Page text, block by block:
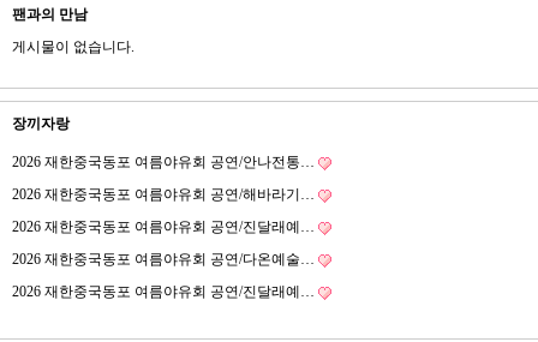
팬과의 만남
게시물이 없습니다.
장끼자랑
2026 재한중국동포 여름야유회 공연/안나전통…
2026 재한중국동포 여름야유회 공연/해바라기…
2026 재한중국동포 여름야유회 공연/진달래예…
2026 재한중국동포 여름야유회 공연/다온예술…
2026 재한중국동포 여름야유회 공연/진달래예…